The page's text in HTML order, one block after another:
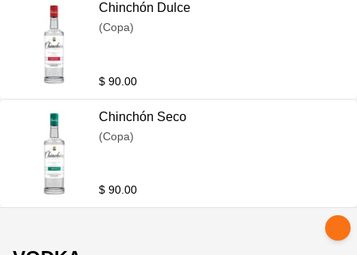
Chinchón Dulce
(Copa)
$ 90.00
Chinchón Seco
(Copa)
$ 90.00